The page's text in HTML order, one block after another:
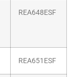
REA648ESF
REA651ESF